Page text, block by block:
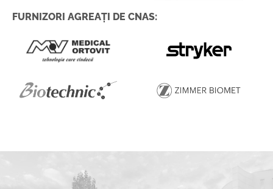
FURNIZORI AGREAȚI DE CNAS: